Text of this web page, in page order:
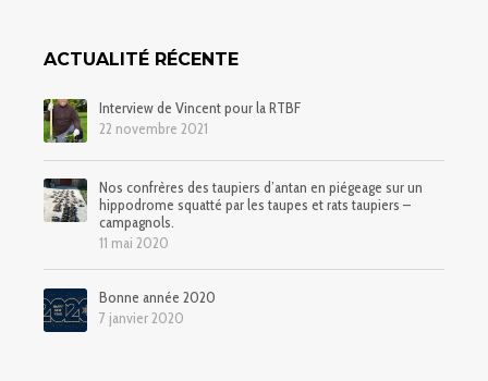
ACTUALITÉ RÉCENTE
Interview de Vincent pour la RTBF
22 novembre 2021
Nos confrères des taupiers d’antan en piégeage sur un
hippodrome squatté par les taupes et rats taupiers –
campagnols.
11 mai 2020
Bonne année 2020
7 janvier 2020